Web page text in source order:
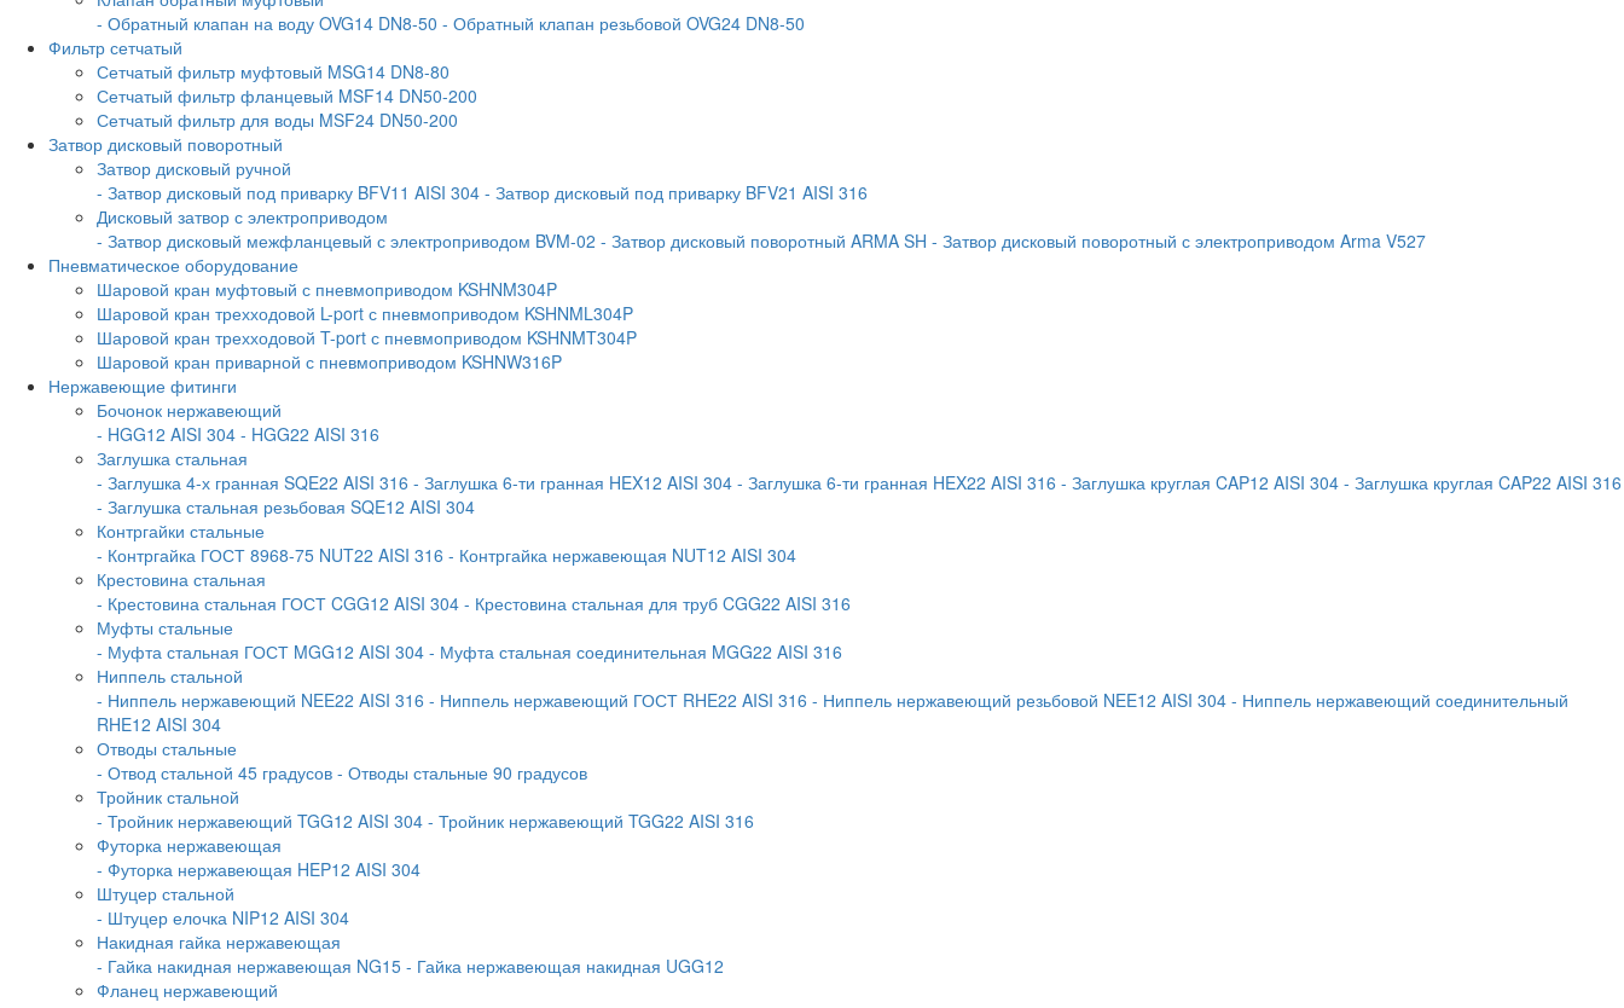
- Обратный клапан на воду OVG14 DN8-50 - Обратный клапан резьбовой OVG24 DN8-50
Фильтр сетчатый
Сетчатый фильтр муфтовый MSG14 DN8-80
Сетчатый фильтр фланцевый MSF14 DN50-200
Сетчатый фильтр для воды MSF24 DN50-200
Затвор дисковый поворотный
Затвор дисковый ручной
- Затвор дисковый под приварку BFV11 AISI 304 - Затвор дисковый под приварку BFV21 AISI 316
Дисковый затвор с электроприводом
- Затвор дисковый межфланцевый с электроприводом BVM-02 - Затвор дисковый поворотный ARMA SH - Затвор дисковый поворотный с электроприводом Arma V527
Пневматическое оборудование
Шаровой кран муфтовый с пневмоприводом KSHNM304P
Шаровой кран трехходовой L-port с пневмоприводом KSHNML304P
Шаровой кран трехходовой T-port с пневмоприводом KSHNMT304P
Шаровой кран приварной с пневмоприводом KSHNW316P
Нержавеющие фитинги
Бочонок нержавеющий
- HGG12 AISI 304 - HGG22 AISI 316
Заглушка стальная
- Заглушка 4-х гранная SQE22 AISI 316 - Заглушка 6-ти гранная HEX12 AISI 304 - Заглушка 6-ти гранная HEX22 AISI 316 - Заглушка круглая CAP12 AISI 304 - Заглушка круглая CAP22 AISI 316
- Заглушка стальная резьбовая SQE12 AISI 304
Контргайки стальные
- Контргайка ГОСТ 8968-75 NUT22 AISI 316 - Контргайка нержавеющая NUT12 AISI 304
Крестовина стальная
- Крестовина стальная ГОСТ CGG12 AISI 304 - Крестовина стальная для труб CGG22 AISI 316
Муфты стальные
- Муфта стальная ГОСТ MGG12 AISI 304 - Муфта стальная соединительная MGG22 AISI 316
Ниппель стальной
- Ниппель нержавеющий NEE22 AISI 316 - Ниппель нержавеющий ГОСТ RHE22 AISI 316 - Ниппель нержавеющий резьбовой NEE12 AISI 304 - Ниппель нержавеющий соединительный
RHE12 AISI 304
Отводы стальные
- Отвод стальной 45 градусов - Отводы стальные 90 градусов
Тройник стальной
- Тройник нержавеющий TGG12 AISI 304 - Тройник нержавеющий TGG22 AISI 316
Футорка нержавеющая
- Футорка нержавеющая HEP12 AISI 304
Штуцер стальной
- Штуцер елочка NIP12 AISI 304
Накидная гайка нержавеющая
- Гайка накидная нержавеющая NG15 - Гайка нержавеющая накидная UGG12
Фланец нержавеющий